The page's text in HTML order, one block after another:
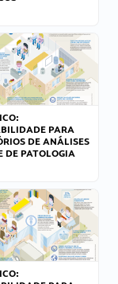
PARA
DE ANÁLISES
DE PATOLOGIA